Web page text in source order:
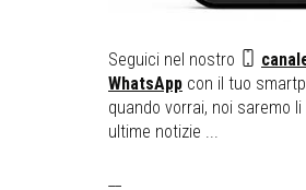
Seguici nel nostro
WhatsApp con il tuo
quando vorrai, noi saremo li
ultime notizie ...